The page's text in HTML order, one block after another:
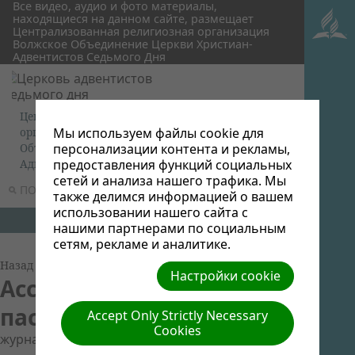
Все видео, аудио и фото материалы,
находящиеся на данном сайте, размещает
Централизованная религиозная организация
Волжское Объединение Церкви Христиан-
Адвентистов Седьмого Дня
ПОИСК МЕНЮ
Централизованная религиозная
организация Волжское
Объединение Церкви Христиан-
Адвентистов Седьмого Дня
Назад к Группам Документов
Ассоциация "Жена
пастора"
журнал "Лилия"
Мы используем файлы cookie для
персонализации контента и рекламы,
предоставления функций социальных
сетей и анализа нашего трафика. Мы
также делимся информацией о вашем
использовании нашего сайта с
нашими партнерами по социальным
сетям, рекламе и аналитике.
Настройки cookie
Accept Only Strictly Necessary
Cookies